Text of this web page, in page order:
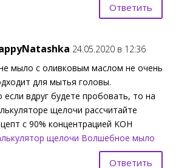
Ответить
24.05.2020 в 12:36
мыло с оливковым маслом не очень
для мытья головы.
если вдруг будете пробовать, то на
щелочи рассчитайте
с 90% концентрацией KOH
щелочи Волшебное мыло
Ответить